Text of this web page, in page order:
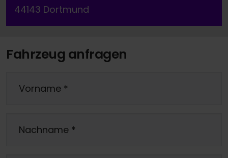
44143 Dortmund
Fahrzeug anfragen
Vorname *
Nachname *